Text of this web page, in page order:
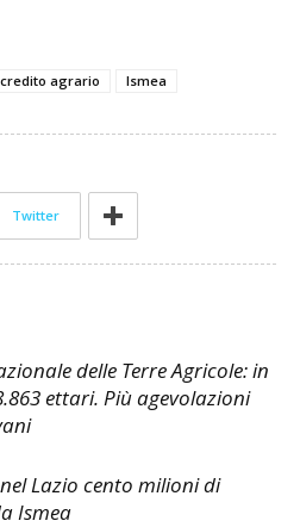
credito agrario Ismea
Twitter
delle Terre Agricole: in
ettari. Più agevolazioni
Lazio cento milioni di
Ismea